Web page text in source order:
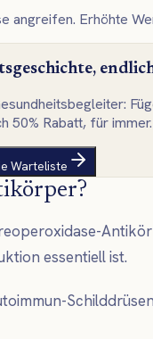
angreifen. Erhöhte
50% Rabatt, für immer.
Warteliste
essentiell ist.